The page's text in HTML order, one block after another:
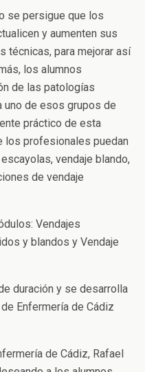
se persigue que los
y aumenten sus
técnicas, para mejorar así
los alumnos
de las patologías
uno de esos grupos de
práctico de esta
los profesionales puedan
vendaje blando,
de vendaje
Vendajes
y blandos y Vendaje
duración y se desarrolla
Enfermería de Cádiz
de Cádiz, Rafael